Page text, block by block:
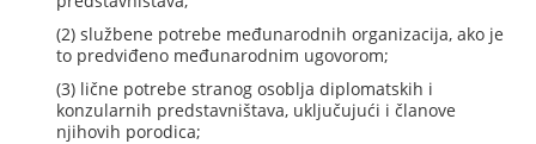
(2) službene potrebe međunarodnih organizacija, ako je
to predviđeno međunarodnim ugovorom;
(3) lične potrebe stranog osoblja diplomatskih i
konzularnih predstavništava, uključujući i članove
njihovih porodica;